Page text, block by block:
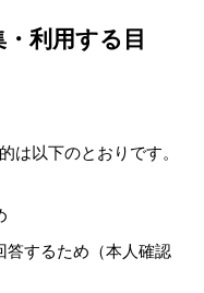
利用する目
は以下のとおりです。
するため（本人確認